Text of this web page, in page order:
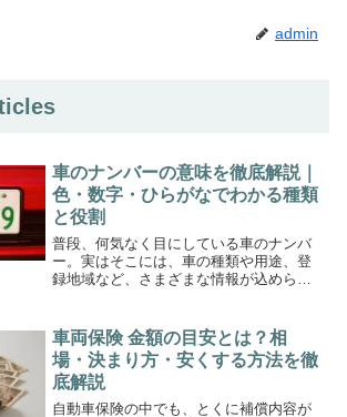
admin
車のナンバーの意味を徹底解説｜
色・数字・ひらがなでわかる種類
と役割
普段、何気なく目にしている車のナンバ
ー。実はそこには、車の種類や用途、登
録地域など、さまざまな情報が込められ
違反になるケース、ご当地ナンバーまで
をわかりやすく解説します...
車両保険 金額の目安とは？相
場・決まり方・安くする方法を徹
底解説
自動車保険の中でも、とくに補償内容が